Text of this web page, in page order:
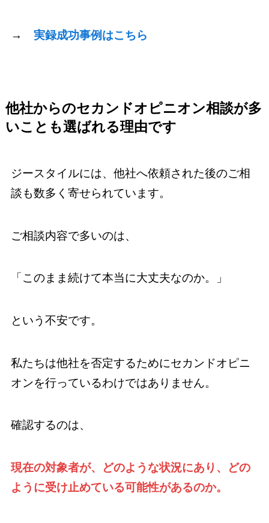
→ 実録成功事例はこちら
他社からのセカンドオピニオン相談が多
いことも選ばれる理由です
ジースタイルには、他社へ依頼された後のご相
談も数多く寄せられています。
ご相談内容で多いのは、
「このまま続けて本当に大丈夫なのか。」
という不安です。
私たちは他社を否定するためにセカンドオピニ
オンを行っているわけではありません。
確認するのは、
現在の対象者が、どのような状況にあり、どの
ように受け止めている可能性があるのか。